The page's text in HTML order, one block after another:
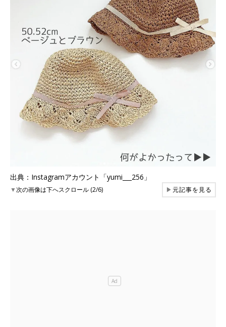
出典：Instagramアカウント「yumi___256」
▼次の画像は下へスクロール (2/6) ▶元記事を見る